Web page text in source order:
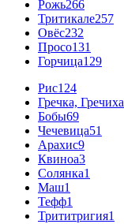
Рожь266
Тритикале257
Овёс232
Просо131
Горчица129
Рис124
Гречка, Гречиха
Бобы69
Чечевица51
Арахис9
Квиноа3
Солянка1
Маш1
Тефф1
Трититригия1